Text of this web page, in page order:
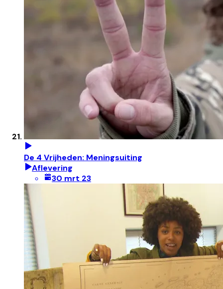
De 4 Vrijheden: Meningsuiting
Aflevering
30 mrt 23